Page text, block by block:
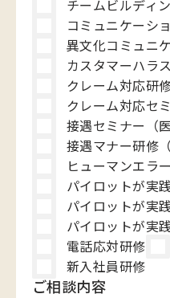
チームビルディ
コミュニケーシ
異文化コミュニ
カスタマーハラ
クレーム対応研
クレーム対応セ
接遇セミナー（
接遇マナー研修
ヒューマンエラ
パイロットが実
パイロットが実
パイロットが実
電話応対研修
新入社員研修
ご相談内容